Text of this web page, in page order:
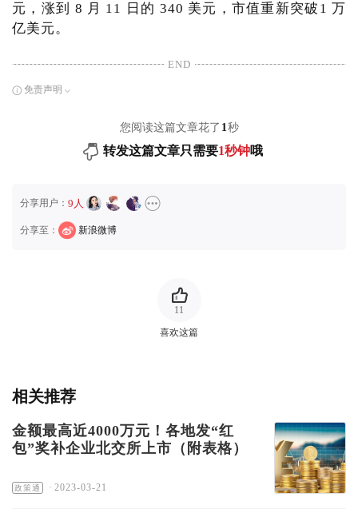
元，涨到 8 月 11 日的 340 美元，市值重新突破1 万
亿美元。
END
免责声明
您阅读这篇文章花了 1秒
转发这篇文章只需要1秒钟哦
分享用户： 9人
分享至： 新浪微博
喜欢这篇
11
相关推荐
金额最高近4000万元！各地发“红
包”奖补企业北交所上市（附表格）
政策通 · 2023-03-21